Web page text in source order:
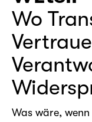
Wo
Was wäre,